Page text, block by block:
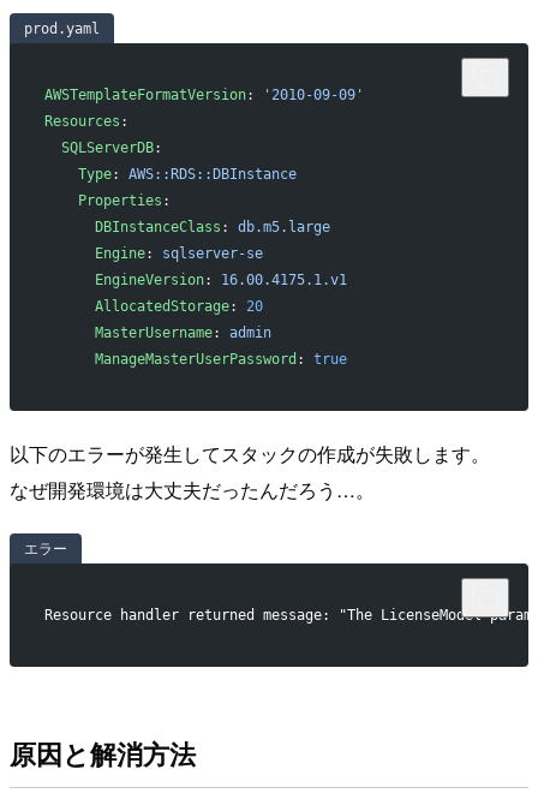
prod.yaml
AWSTemplateFormatVersion:
'2010-09-09'
Resources :
  SQLServerDB
:
    Type
: AWS::RDS::DBInstance
    Properties
:
      DBInstanceClass
: db.m5.large
      Engine
: sqlserver-se
      EngineVersion
: 16.00.4175.1.v1
      AllocatedStorage
: 20
      MasterUsername
: admin
      ManageMasterUserPassword
: true
以下のエラーが発生してスタックの作成が失敗します。
なぜ開発環境は大丈夫だったんだろう…。
エラー
Resource handler returned message: "The LicenseModel
原因と解消方法